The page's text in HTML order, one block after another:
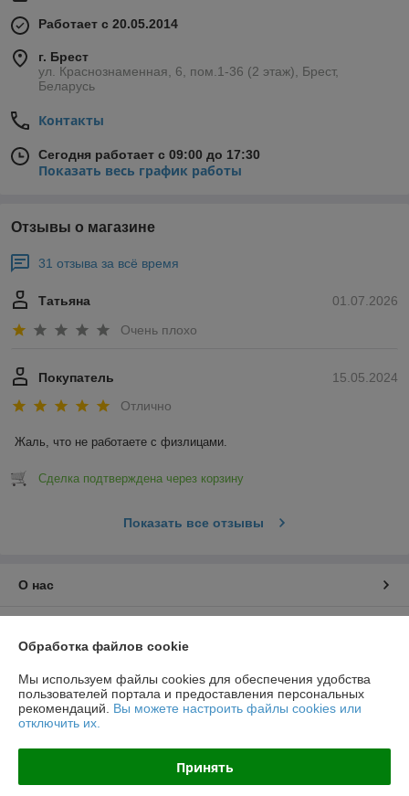
Работает с 20.05.2014
г. Брест
ул. Краснознаменная, 6, пом.1-36 (2 этаж), Брест,
Беларусь
Контакты
Сегодня работает с 09:00 до 17:30
Показать весь график работы
Отзывы о магазине
31 отзыва за всё время
01.07.2026
Татьяна
Очень плохо
15.05.2024
Покупатель
Отлично
Жаль, что не работаете с физлицами.
Сделка подтверждена через корзину
Показать все отзывы
О нас
График работы
Обработка файлов cookie
Мы используем файлы cookies для обеспечения удобства
пользователей портала и предоставления персональных
рекомендаций. Вы можете настроить файлы cookies или
отключить их.
Принять